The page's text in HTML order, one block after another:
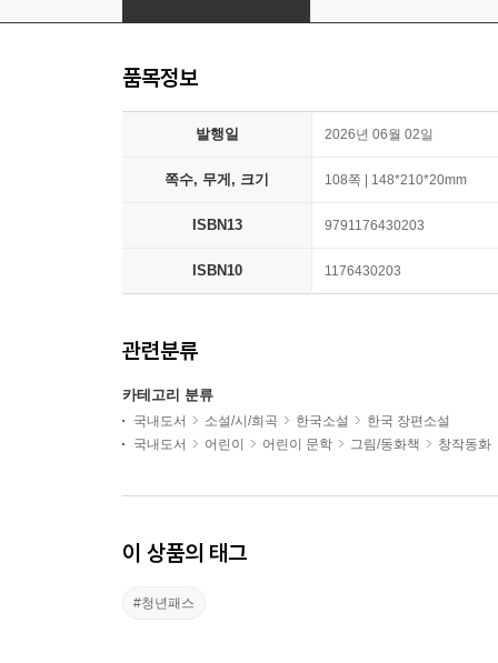
품목정보
발행일 2026년 06월 02일
쪽수, 무게, 크기 108쪽 | 148*210*20mm
ISBN13 9791176430203
ISBN10 1176430203
관련분류
카테고리 분류
국내도서 소설/시/희곡 한국소설
한국 장편소설
국내도서
어린이 어린이 문학 그림/동화책 창작동화
이 상품의 태그
#청년패스